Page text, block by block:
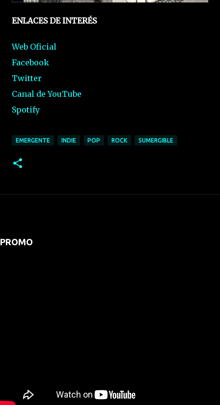
ENLACES DE INTERÉS
Web Oficial
Facebook
Twitter
Canal de YouTube
Spotify
EMERGENTE INDIE POP ROCK SUMERGIBLE
PROMO